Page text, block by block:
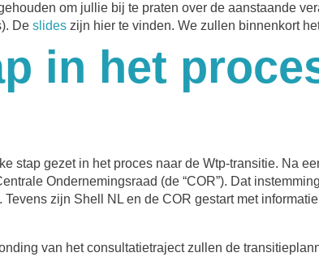
om jullie bij te praten over de aanstaande
De slides zijn hier te vinden. We zullen binnenkort
in het
stap gezet in het proces naar de Wtp-transitie. Na
Ondernemingsraad (de “COR”). Dat
zijn Shell NL en de COR gestart met
van het consultatietraject zullen de